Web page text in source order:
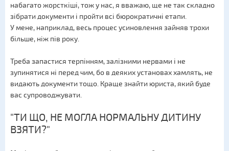
набагато жорсткіші, тож у нас, я вважаю, ще не так складно
зібрати документи і пройти всі бюрократичні етапи.
У мене, наприклад, весь процес усиновлення зайняв трохи
більше, ніж пів року.
Треба запастися терпінням, залізними нервами і не
зупинятися ні перед чим, бо в деяких установах хамлять, не
видають документи тощо. Краще знайти юриста, який буде
вас супроводжувати.
"ТИ ЩО, НЕ МОГЛА НОРМАЛЬНУ ДИТИНУ
ВЗЯТИ?"